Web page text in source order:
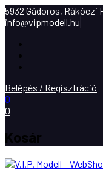
5932 Gádoros, Rákóczi
info@vipmodell.hu
Belépés / Regisztráció
0
0
Kosár